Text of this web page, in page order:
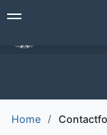
naar
gaan
Home